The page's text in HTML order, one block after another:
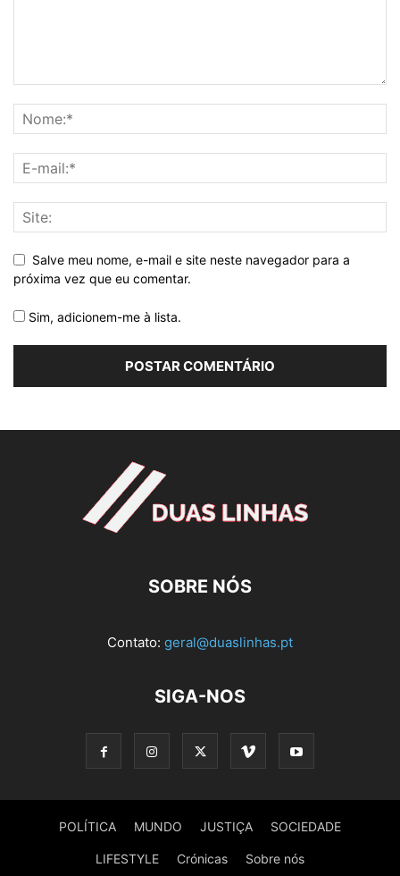
Salve meu nome, e-mail e site neste navegador para a
próxima vez que eu comentar.
Sim, adicionem-me à lista.
SOBRE NÓS
Contato: geral@duaslinhas.pt
SIGA-NOS
POLÍTICA MUNDO JUSTIÇA SOCIEDADE
LIFESTYLE Crónicas Sobre nós